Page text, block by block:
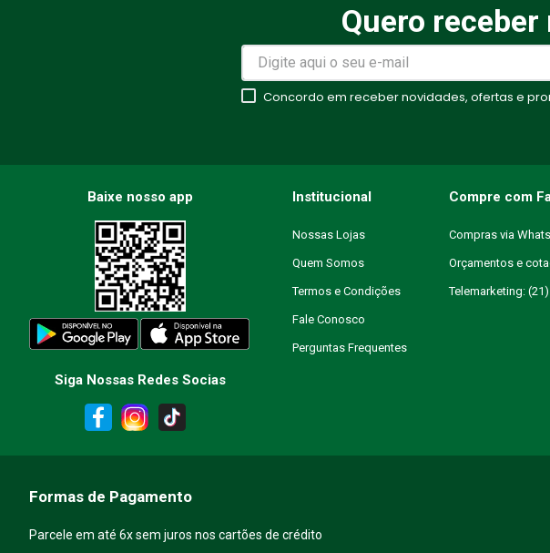
Avalie o produto de 1 a 5 estrelas
★★
Seu nome
Endereço de email
Escreva uma avaliação
Quero
Concordo em receber novidades, ofertas e
Baixe nosso app
Siga Nossas Redes Socias
Institucional
Nossas Lojas
Quem Somos
Termos e Condições
Fale Conosco
Perguntas Frequentes
Compre com
Compras via
Orçamentos e
Telemarketing:
Formas de Pagamento
Parcele em até 6x sem juros nos cartões de crédito